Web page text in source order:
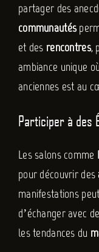
partager des
communautés
et des rencontres,
ambiance unique
anciennes est au
Participer à des
Les salons comme
pour découvrir des
manifestations
d’échanger avec
les tendances du